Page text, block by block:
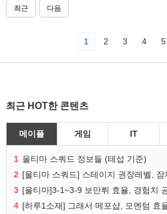
최근 다음
1 2 3 4 5
최근 HOT한 콘텐츠
메이플 게임 IT
1 울티마 스쿼드 정보들 (테섭 기준)
2
3 [울티마]3-1~3-9 보만튀 효율, 경험치
4 [하루1소재] 그래서 메포샵, 모멘텀 효